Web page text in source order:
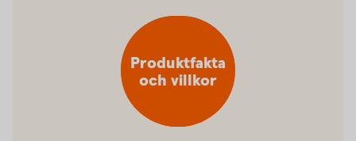
Produktfakta
och villkor